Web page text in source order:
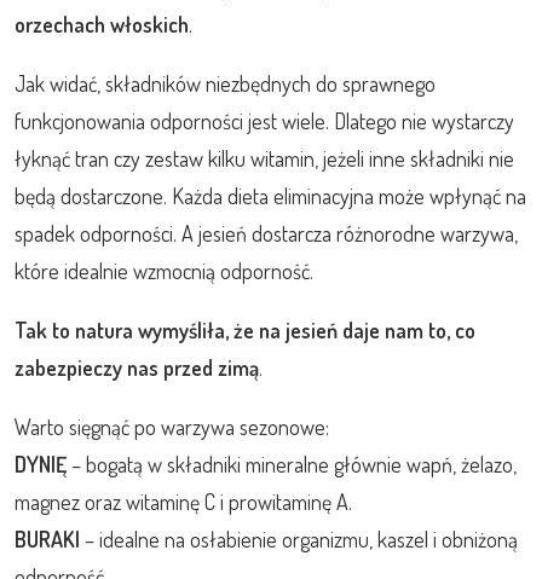
orzechach włoskich.
Jak widać, składników niezbędnych do sprawnego
funkcjonowania odporności jest wiele. Dlatego nie wystarczy
łyknąć tran czy zestaw kilku witamin, jeżeli inne składniki nie
będą dostarczone. Każda dieta eliminacyjna może wpłynąć na
spadek odporności. A jesień dostarcza różnorodne warzywa,
które idealnie wzmocnią odporność.
Tak to natura wymyśliła, że na jesień daje nam to, co
zabezpieczy nas przed zimą.
Warto sięgnąć po warzywa sezonowe:
DYNIĘ – bogatą w składniki mineralne głównie wapń, żelazo,
magnez oraz witaminę C i prowitaminę A.
BURAKI – idealne na osłabienie organizmu, kaszel i obniżoną